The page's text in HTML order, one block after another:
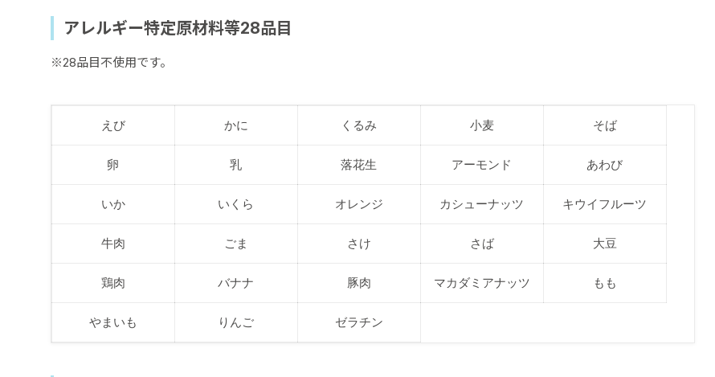
アレルギー特定原材料等28品目
※28品目不使用です。
えび かに くるみ 小麦 そば
卵 乳 落花生 アーモンド あわび
いか いくら オレンジ カシューナッツ キウイフルーツ
牛肉 ごま さけ さば 大豆
鶏肉 バナナ 豚肉 マカダミアナッツ もも
やまいも りんご ゼラチン